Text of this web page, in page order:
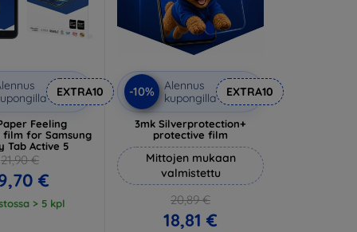
EXTRA10
Feeling
film for Samsung
Tab Active 5
21,90 €
€
> 5 kpl
-10%
Alennus
kupongilla
EXTRA10
3mk Silverprotection+
protective film
Mittojen mukaan
valmistettu
20,89 €
18,81 €